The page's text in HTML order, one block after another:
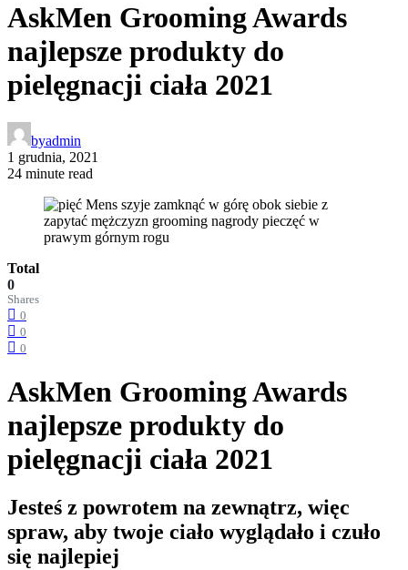
AskMen Grooming Awards
najlepsze produkty do
pielęgnacji ciała 2021
byadmin
1 grudnia, 2021
24 minute read
Total
0
Shares
0
0
0
AskMen Grooming Awards
najlepsze produkty do
pielęgnacji ciała 2021
Jesteś z powrotem na zewnątrz, więc
spraw, aby twoje ciało wyglądało i czuło
się najlepiej